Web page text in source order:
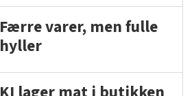
Færre varer, men fulle
hyller